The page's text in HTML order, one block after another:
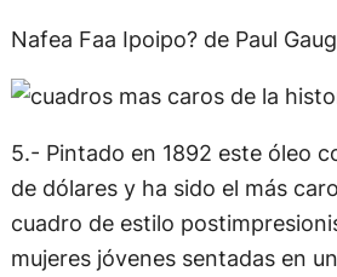
Nafea Faa Ipoipo? de Paul
5.- Pintado en 1892 este óleo
de dólares y ha sido el más
cuadro de estilo
mujeres jóvenes sentadas en